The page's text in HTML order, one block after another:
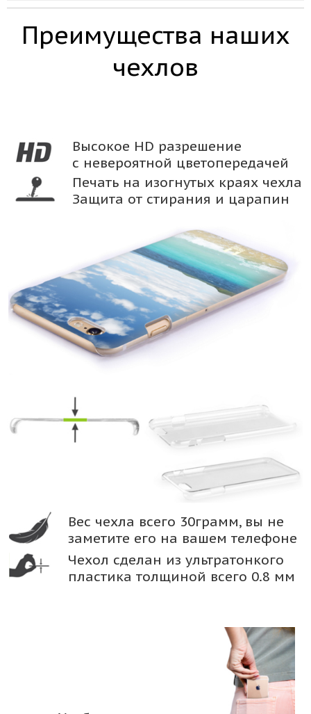
Преимущества наших
чехлов
Высокое HD разрешение
с невероятной цветопередачей
Печать на изогнутых краях чехла
Защита от стирания и царапин
Вес чехла всего 30грамм, вы не
заметите его на вашем телефоне
Чехол сделан из ультратонкого
пластика толщиной всего 0.8 мм